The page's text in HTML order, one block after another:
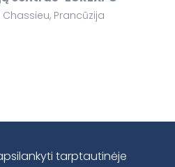
Prancūzija
tarptautinėje